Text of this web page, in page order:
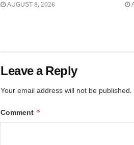
AUGUST 8, 2026
Leave a Reply
Your email address will not be published.
Comment *